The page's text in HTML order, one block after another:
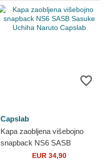
Capslab
Kapa zaobljena višebojno
snapback NS6 SASB
Sasuke Uchiha Naruto
EUR 34,90